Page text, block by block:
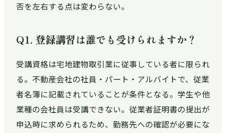
否を左右する点は変わらない。
Q1. 登録講習は誰でも受けられますか？
受講資格は宅地建物取引業に従事している者に限られ
る。不動産会社の社員・パート・アルバイトで、従業
者名簿に記載されていることが条件となる。学生や他
業種の会社員は受講できない。従業者証明書の提出が
申込時に求められるため、勤務先への確認が必要にな